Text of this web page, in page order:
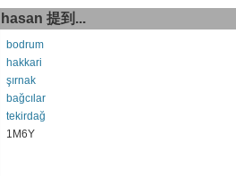
hasan 提到...
bodrum
hakkari
şırnak
bağcılar
tekirdağ
1M6Y